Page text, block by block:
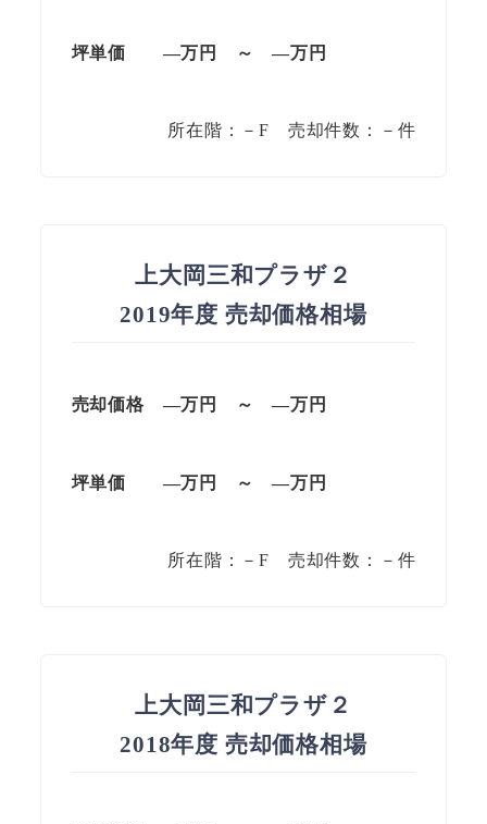
坪単価 —万円 ～ —万円
所在階：－F 売却件数：－件
上大岡三和プラザ２
2019年度 売却価格相場
売却価格 —万円 ～ —万円
坪単価 —万円 ～ —万円
所在階：－F 売却件数：－件
上大岡三和プラザ２
2018年度 売却価格相場